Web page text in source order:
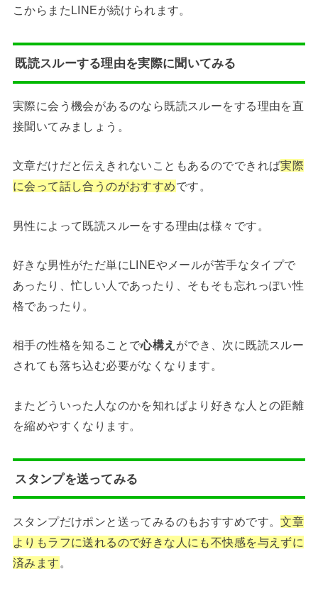
こからまたLINEが続けられます。
既読スルーする理由を実際に聞いてみる
実際に会う機会があるのなら既読スルーをする理由を直
接聞いてみましょう。
文章だけだと伝えきれないこともあるのでできれば実際
に会って話し合うのがおすすめです。
男性によって既読スルーをする理由は様々です。
好きな男性がただ単にLINEやメールが苦手なタイプで
あったり、忙しい人であったり、そもそも忘れっぽい性
格であったり。
相手の性格を知ることで心構え ができ、次に既読スルー
されても落ち込む必要がなくなります。
またどういった人なのかを知ればより好きな人との距離
を縮めやすくなります。
スタンプを送ってみる
スタンプだけポンと送ってみるのもおすすめです。文章
よりもラフに送れるので好きな人にも不快感を与えずに
済みます